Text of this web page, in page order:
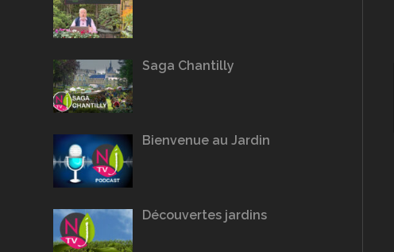
Saga Chantilly
Bienvenue au Jardin
Découvertes jardins